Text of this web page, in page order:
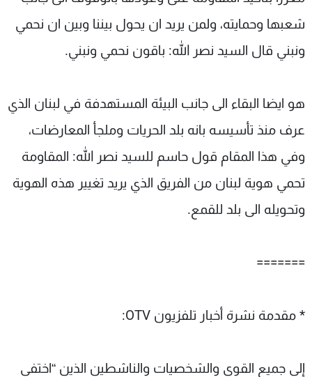
شعبها وحمايته، ولمن يريد ان يحول بيننا وبين ان نحمي
ونبني قال السيد نصر الله: باقون نحمي ونبني.
هو ايضا البقاء الى جانب البيئة المستهدفة في لبنان الذي
عرف منذ تأسيسه بانه بلد الحريات وملجأ المعارضات،
وفي هذا المقام قول حاسم للسيد نصر الله: المقاومة
تحمي هوية لبنان من الفريق الذي يريد تغيير هذه الهوية
وتحويله الى بلد للقمع.
=======
* مقدمة نشرة أخبار تلفزيون OTV:
إلى جميع القوى والشخصيات والناشطين الذين “اختفى